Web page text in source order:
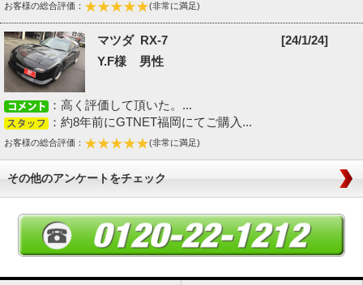
お客様の総合評価： (非常に満足)
マツダ RX-7
[24/1/24]
Y.F様 男性
：高く評価して頂いた。...
：約8年前にGTNET福岡にてご購入...
お客様の総合評価： (非常に満足)
その他のアンケートをチェック